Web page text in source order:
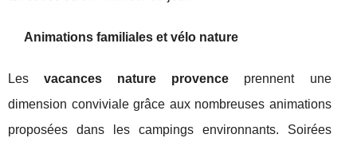
Animations familiales et vélo nature
Lesvacances nature provence prennent une
dimension conviviale grâce aux nombreuses animations
proposées dans les campings environnants. Soirées